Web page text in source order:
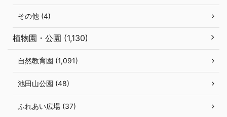
その他 (4)
植物園・公園 (1,130)
自然教育園 (1,091)
池田山公園 (48)
ふれあい広場 (37)